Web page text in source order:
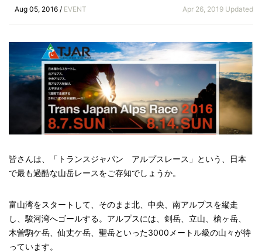
Aug 05, 2016 / EVENT Apr 26, 2019 Updated
皆さんは、「トランスジャパン アルプスレース」という、日本
で最も過酷な山岳レースをご存知でしょうか。
富山湾をスタートして、そのまま北、中央、南アルプスを縦走
し、駿河湾へゴールする。アルプスには、剣岳、立山、槍ヶ岳、
木曽駒ケ岳、仙丈ケ岳、聖岳といった3000メートル級の山々が待
っています。